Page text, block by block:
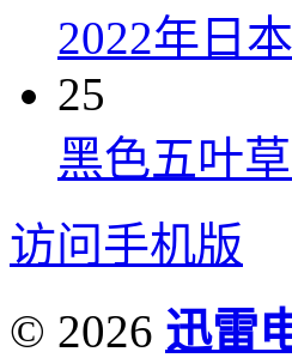
2022年日
25
黑色五叶
访问手机版
© 2026 迅雷